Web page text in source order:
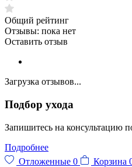
Общий рейтинг
Отзывы: пока нет
Оставить отзыв
Загрузка отзывов...
Подбор ухода
Запишитесь на консультацию
Подробнее
Отложенные 0 Корзина